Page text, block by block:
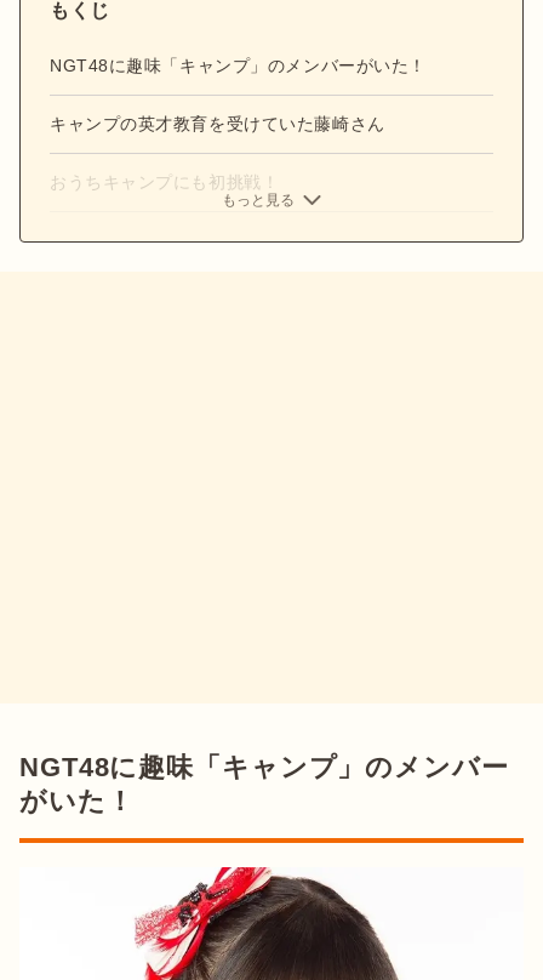
もくじ
NGT48に趣味「キャンプ」のメンバーがいた！
キャンプの英才教育を受けていた藤崎さん
おうちキャンプにも初挑戦！
もっと見る
NGT48に趣味「キャンプ」のメンバー
がいた！